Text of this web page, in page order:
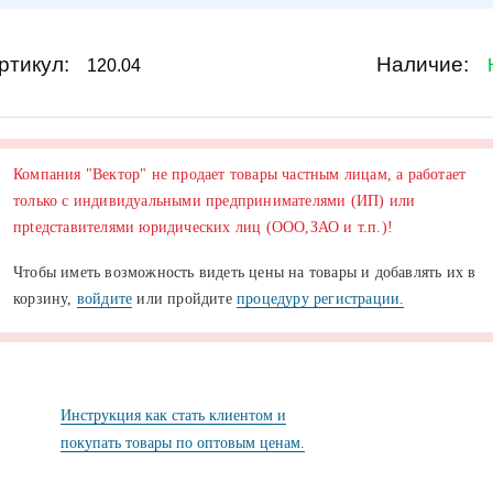
120.04 Наличие:
Компания "Вектор" не продает товары частным лицам, а работает
только с индивидуальными предпринимателями (ИП) или
прtедставителями юридических лиц (ООО,ЗАО и т.п.)!
Чтобы иметь возможность видеть цены на товары и добавлять их в
корзину, войдите или пройдитепроцедуру регистрации.
Инструкция как стать клиентом и
покупать товары по оптовым ценам.